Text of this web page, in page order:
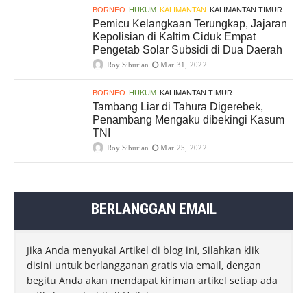
BORNEO HUKUM KALIMANTAN KALIMANTAN TIMUR
Pemicu Kelangkaan Terungkap, Jajaran
Kepolisian di Kaltim Ciduk Empat
Pengetab Solar Subsidi di Dua Daerah
Roy Siburian Mar 31, 2022
BORNEO HUKUM KALIMANTAN TIMUR
Tambang Liar di Tahura Digerebek,
Penambang Mengaku dibekingi Kasum
TNI
Roy Siburian Mar 25, 2022
BERLANGGAN EMAIL
Jika Anda menyukai Artikel di blog ini, Silahkan klik
disini untuk berlangganan gratis via email, dengan
begitu Anda akan mendapat kiriman artikel setiap ada